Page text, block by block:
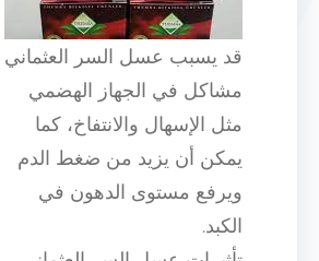
قد يسبب عسل السر العثماني
مشاكل في الجهاز الهضمي
مثل الإسهال والانتفاخ، كما
يمكن أن يزيد من ضغط الدم
ويرفع مستوى الدهون في
الكبد.